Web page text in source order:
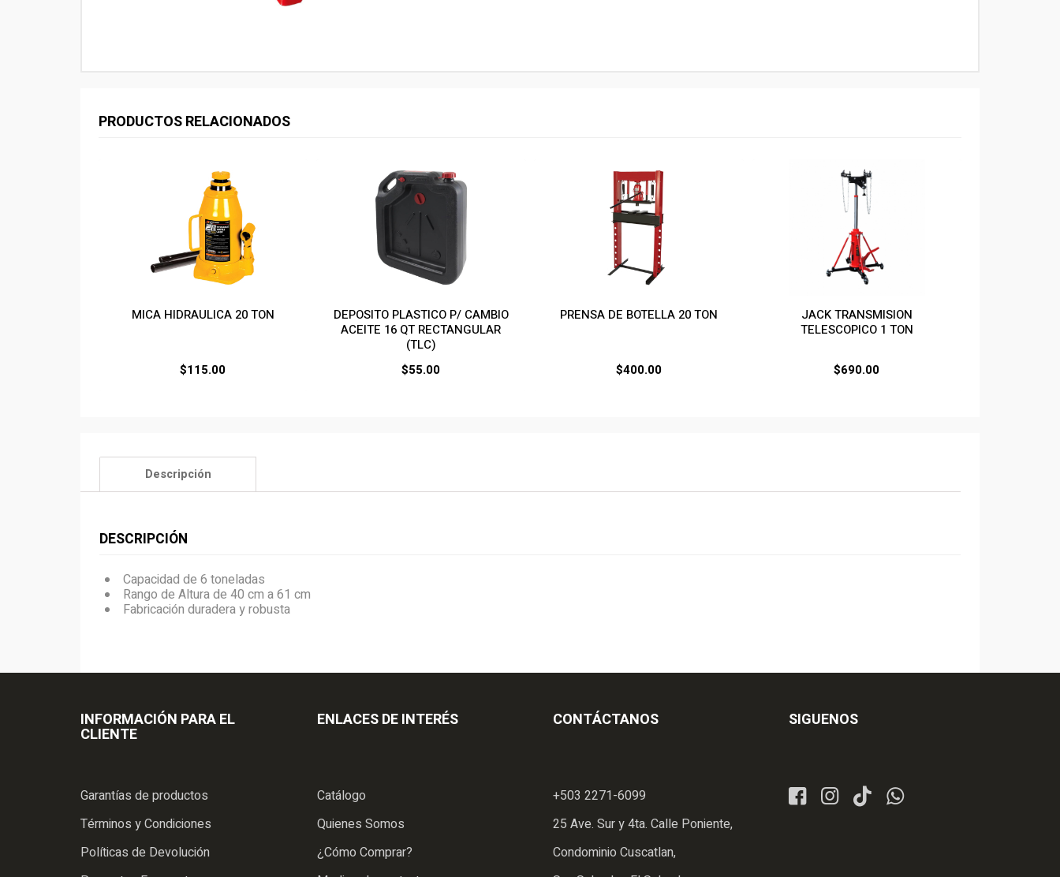
PRODUCTOS RELACIONADOS
MICA HIDRAULICA 20 TON
$115.00
DEPOSITO PLASTICO P/ CAMBIO
ACEITE 16 QT RECTANGULAR
(TLC)
$55.00
PRENSA DE BOTELLA 20 TON
$400.00
JACK TRANSMISION
TELESCOPICO 1 TON
$690.00
Descripción
DESCRIPCIÓN
Capacidad de 6 toneladas
Rango de Altura de 40 cm a 61 cm
Fabricación duradera y robusta
INFORMACIÓN PARA EL
CLIENTE
Garantías de productos
Términos y Condiciones
Políticas de Devolución
ENLACES DE INTERÉS
Catálogo
Quienes Somos
¿Cómo Comprar?
CONTÁCTANOS
+503 2271-6099
25 Ave. Sur y 4ta. Calle Poniente,
Condominio Cuscatlan,
SIGUENOS